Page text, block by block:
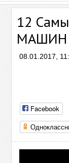
12
МАШИН
08.01.2017,
Facebook